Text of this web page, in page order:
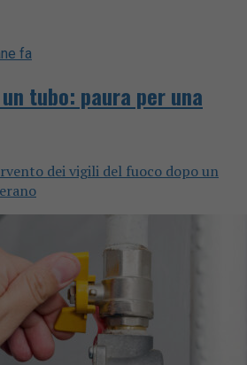
fa
tubo: paura per una
dei vigili del fuoco dopo un